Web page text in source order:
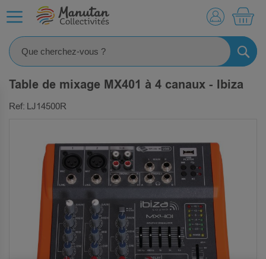
Table de mixage MX401 à 4 canaux - Ibiza
Ref: LJ14500R
GALLERY